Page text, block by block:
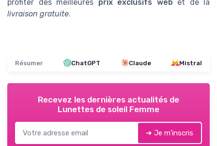
profiter des meilleures prix exclusifs web et de la
livraison gratuite.
Résumer ChatGPT Claude Mistral
Recevez les dernières actualités de
Lunettes de soleil Femme
➔ Je m'inscris